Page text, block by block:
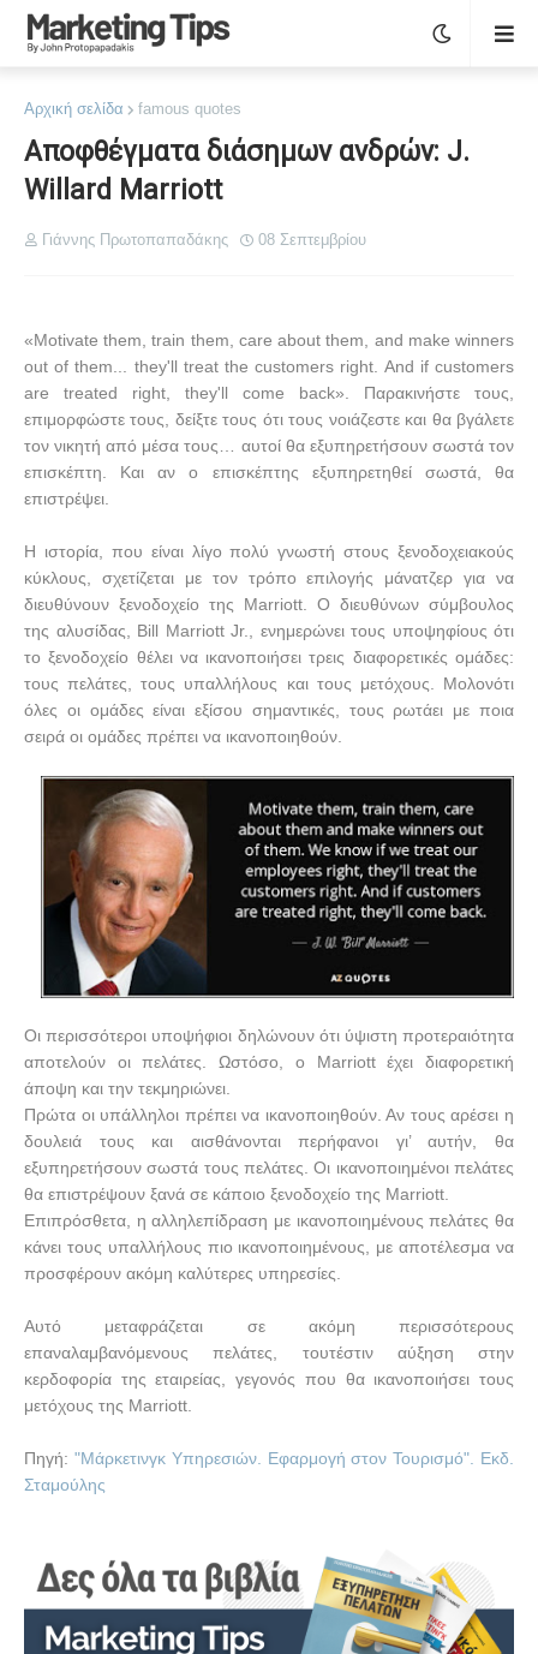
Αρχική σελίδα famous quotes
Αποφθέγματα διάσημων ανδρών: J.
Willard Marriott
Γιάννης Πρωτοπαπαδάκης 08 Σεπτεμβρίου
«Motivate them, train them, care about them, and make winners
out of them... they'll treat the customers right. And if customers
are treated right, they'll come back». Παρακινήστε τους,
επιμορφώστε τους, δείξτε τους ότι τους νοιάζεστε και θα βγάλετε
τον νικητή από μέσα τους… αυτοί θα εξυπηρετήσουν σωστά τον
επισκέπτη. Και αν ο επισκέπτης εξυπηρετηθεί σωστά, θα
επιστρέψει.
Η ιστορία, που είναι λίγο πολύ γνωστή στους ξενοδοχειακούς
κύκλους, σχετίζεται με τον τρόπο επιλογής μάνατζερ για να
διευθύνουν ξενοδοχείο της Marriott. Ο διευθύνων σύμβουλος
της αλυσίδας, Bill Marriott Jr., ενημερώνει τους υποψηφίους ότι
το ξενοδοχείο θέλει να ικανοποιήσει τρεις διαφορετικές ομάδες:
τους πελάτες, τους υπαλλήλους και τους μετόχους. Μολονότι
όλες οι ομάδες είναι εξίσου σημαντικές, τους ρωτάει με ποια
σειρά οι ομάδες πρέπει να ικανοποιηθούν.
Οι περισσότεροι υποψήφιοι δηλώνουν ότι ύψιστη προτεραιότητα
αποτελούν οι πελάτες. Ωστόσο, ο Marriott έχει διαφορετική
άποψη και την τεκμηριώνει.
Πρώτα οι υπάλληλοι πρέπει να ικανοποιηθούν. Αν τους αρέσει η
δουλειά τους και αισθάνονται περήφανοι γι’ αυτήν, θα
εξυπηρετήσουν σωστά τους πελάτες. Οι ικανοποιημένοι πελάτες
θα επιστρέψουν ξανά σε κάποιο ξενοδοχείο της Marriott.
Επιπρόσθετα, η αλληλεπίδραση με ικανοποιημένους πελάτες θα
κάνει τους υπαλλήλους πιο ικανοποιημένους, με αποτέλεσμα να
προσφέρουν ακόμη καλύτερες υπηρεσίες.
Αυτό μεταφράζεται σε ακόμη περισσότερους
επαναλαμβανόμενους πελάτες, τουτέστιν αύξηση στην
κερδοφορία της εταιρείας, γεγονός που θα ικανοποιήσει τους
μετόχους της Marriott.
Πηγή: "Μάρκετινγκ Υπηρεσιών. Εφαρμογή στον Τουρισμό". Εκδ.
Σταμούλης